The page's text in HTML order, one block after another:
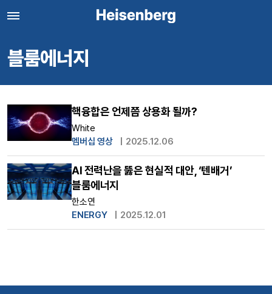
블룸에너지
핵융합은 언제쯤 상용화 될까?
White
멤버십 영상
2025.12.06
AI 전력난을 뚫은 현실적 대안, ‘텐배거’
블룸에너지
한소연
ENERGY
2025.12.01